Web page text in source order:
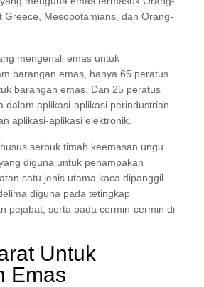
Greece, Mesopotamians, dan Orang-
mengenali emas untuk
barangan emas, hanya 65 peratus
barangan emas. Dan 25 peratus
dalam aplikasi-aplikasi perindustrian
aplikasi-aplikasi elektronik.
serbuk timah keemasan ungu
diguna untuk penampakan
satu jenis utama kaca dipanggil
diguna pada tetingkap
pejabat, serta pada cermin-cermin di
Untuk
Emas